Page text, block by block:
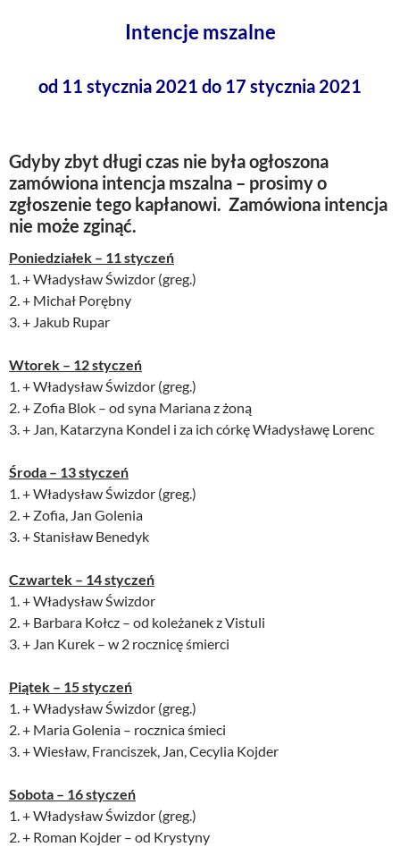
Intencje mszalne
od 11 stycznia 2021 do 17 stycznia 2021
Gdyby zbyt długi czas nie była ogłoszona
zamówiona intencja mszalna – prosimy o
zgłoszenie tego kapłanowi. Zamówiona intencja
nie może zginąć.
Poniedziałek – 11 styczeń
1. + Władysław Świzdor (greg.)
2. + Michał Porębny
3. + Jakub Rupar
Wtorek – 12 styczeń
1. + Władysław Świzdor (greg.)
2. + Zofia Blok – od syna Mariana z żoną
3. + Jan, Katarzyna Kondel i za ich córkę Władysławę Lorenc
Środa – 13 styczeń
1. + Władysław Świzdor (greg.)
2. + Zofia, Jan Golenia
3. + Stanisław Benedyk
Czwartek – 14 styczeń
1. + Władysław Świzdor
2. + Barbara Kołcz – od koleżanek z Vistuli
3. + Jan Kurek – w 2 rocznicę śmierci
Piątek – 15 styczeń
1. + Władysław Świzdor (greg.)
2. + Maria Golenia – rocznica śmieci
3. + Wiesław, Franciszek, Jan, Cecylia Kojder
Sobota – 16 styczeń
1. + Władysław Świzdor (greg.)
2. + Roman Kojder – od Krystyny